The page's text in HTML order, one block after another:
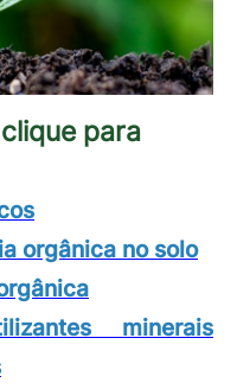
para
orgânica no solo
minerais